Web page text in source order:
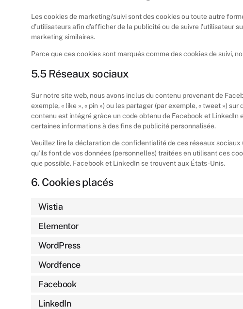
Les cookies de marketing/suivi sont des cookies ou toute autre
d’utilisateurs afin d’afficher de la publicité ou de suivre l’utilisateur
marketing similaires.
Parce que ces cookies sont marqués comme des cookies de suivi,
5.5 Réseaux sociaux
Sur notre site web, nous avons inclus du contenu provenant de
exemple, « like », « pin ») ou les partager (par exemple, « tweet »)
contenu est intégré grâce un code obtenu de Facebook et
certaines informations à des fins de publicité personnalisée.
Veuillez lire la déclaration de confidentialité de ces réseaux
qu’ils font de vos données (personnelles) traitées en utilisant ces
que possible. Facebook et LinkedIn se trouvent aux États-Unis.
6. Cookies placés
Wistia
Elementor
WordPress
Wordfence
Facebook
LinkedIn